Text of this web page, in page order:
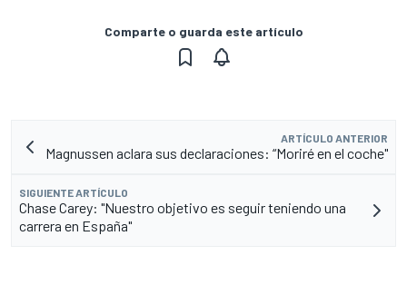
Comparte o guarda este artículo
ARTÍCULO ANTERIOR
Magnussen aclara sus declaraciones: “Moriré en el coche"
SIGUIENTE ARTÍCULO
Chase Carey: "Nuestro objetivo es seguir teniendo una
carrera en España"